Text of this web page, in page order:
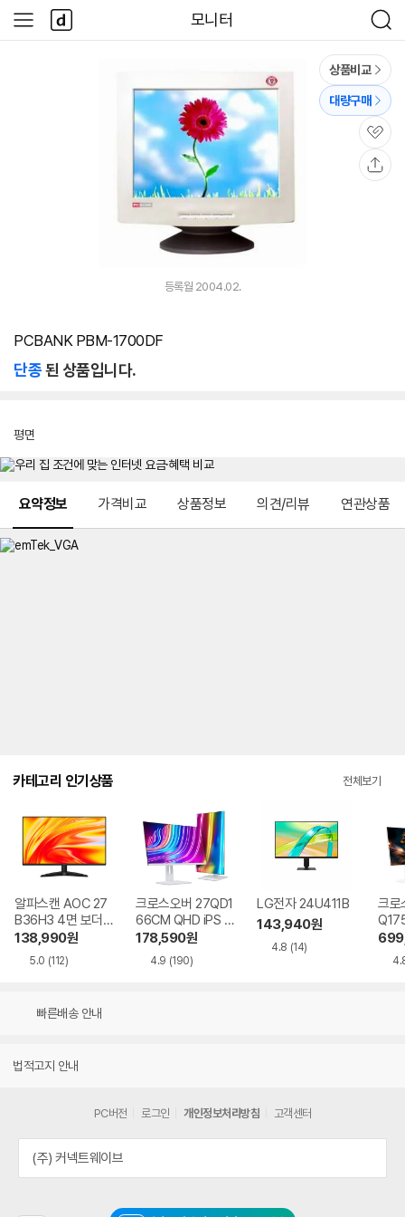
모니터
검
색
사
이
다
나
와
상품비교
대량구매
관
심
등록월 2004.02.
PCBANK PBM-1700DF
단종된 상품입니다.
평면
요약정보 가격비교 상품정보 의견/리뷰 연관상품
카테고리 인기상품 전체보기
알파스캔 AOC 27
B36H3 4면 보더리
스 IPS 120 시력보
호 무결점
138,990원
5.0 (112)
크로스오버 27QD1
66CM QHD iPS U
SB-C 화이트 Ai 멀
티스탠드
178,590원
4.9 (190)
LG전자 24U411B
143,940원
4.8 (14)
크로
Ai
빠른배송 안내
법적고지 안내
PC버전 로그인 개인정보처리방침 고객센터
(주) 커넥트웨이브